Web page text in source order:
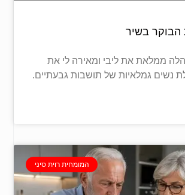
בשיר
ממלאת את ליבי ומאירה לי את
נשים גמלאיות של תושבות גבעתיים.
המומחית רוית סיני